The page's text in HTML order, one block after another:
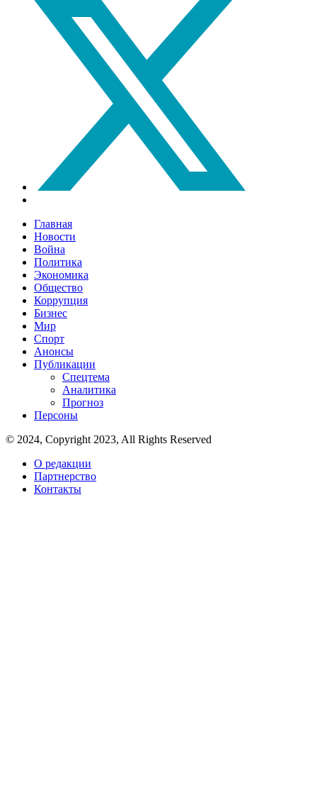
Главная
Новости
Война
Политика
Экономика
Общество
Коррупция
Бизнес
Мир
Спорт
Анонсы
Публикации
Спецтема
Аналитика
Прогноз
Персоны
© 2024, Copyright 2023, All Rights Reserved
О редакции
Партнерство
Контакты